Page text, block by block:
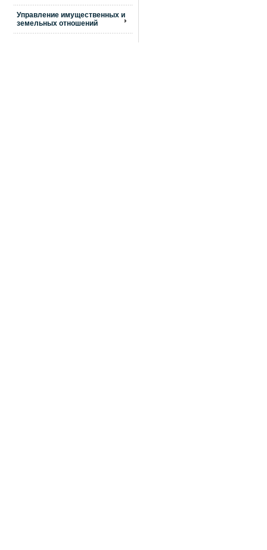
Управление имущественных и
земельных отношений